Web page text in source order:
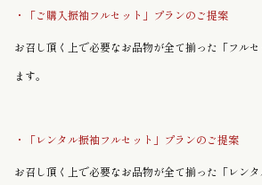
・「ご購入振袖フルセット」プランのご提案
お召し頂く上で必要なお品物が全て揃った「フル
ます。
・「レンタル振袖フルセット」プランのご提案
お召し頂く上で必要なお品物が全て揃った「レン